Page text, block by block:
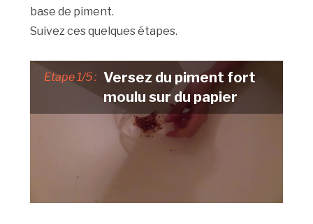
base de piment.
Suivez ces quelques étapes.
Etape 1/5 : Versez du piment fort
moulu sur du papier